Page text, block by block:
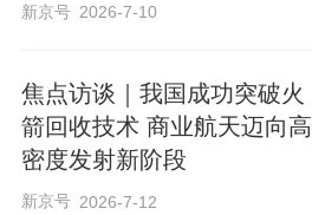
新京号 2026-7-10
焦点访谈｜我国成功突破火
箭回收技术 商业航天迈向高
密度发射新阶段
新京号 2026-7-12